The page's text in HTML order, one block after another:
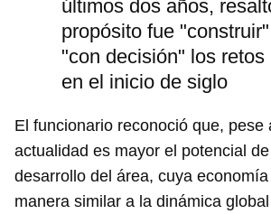
últimos dos años,
propósito fue
"con decisión" los retos
en el inicio de siglo
El funcionario reconoció que, pese
actualidad es mayor el potencial
desarrollo del área, cuya
manera similar a la dinámica